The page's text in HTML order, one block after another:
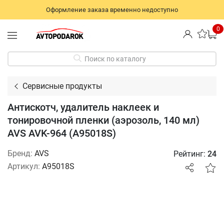
Оформление заказа временно недоступно
0
Поиск по каталогу
Сервисные продукты
Антискотч, удалитель наклеек и
тонировочной пленки (аэрозоль, 140 мл)
AVS AVK-964 (A95018S)
Бренд: AVS
Артикул: A95018S
Рейтинг: 24